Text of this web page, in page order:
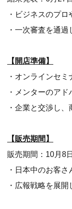
・ビジネスのプ
・一次審査を通
【開店準備】
・オンラインセ
・メンターのア
・企業と交渉し
【販売期間】
販売期間：10月8
・日本中のお客
・広報戦略を展